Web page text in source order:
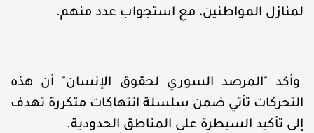
لمنازل المواطنين، مع استجواب عدد منهم.
وأكد "المرصد السوري لحقوق الإنسان" أن هذه
التحركات تأتي ضمن سلسلة انتهاكات متكررة تهدف
إلى تأكيد السيطرة على المناطق الحدودية.